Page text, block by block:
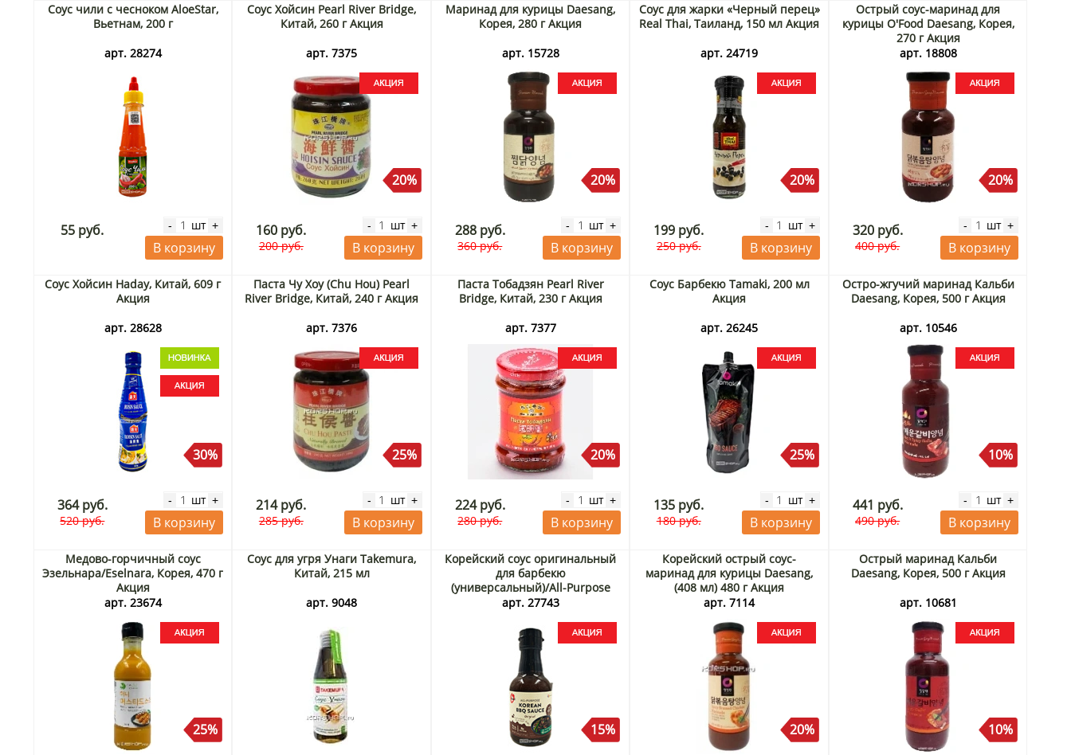
Соус чили с чесноком AloeStar,
Вьетнам, 200 г
арт. 28274
55 руб. - шт +
В корзину
Соус Хойсин Pearl River Bridge,
Китай, 260 г Акция
арт. 7375
20%
160 руб.
200 руб.
- шт +
В корзину
Маринад для курицы Daesang,
Корея, 280 г Акция
арт. 15728
20%
288 руб.
360 руб.
- шт +
В корзину
Соус для жарки «Черный перец»
Real Thai, Таиланд, 150 мл Акция
арт. 24719
20%
199 руб.
250 руб.
- шт +
В корзину
Острый соус-маринад для
курицы O'Food Daesang, Корея,
270 г Акция
арт. 18808
20%
320 руб.
400 руб.
- шт +
В корзину
Соус Хойсин Haday, Китай, 609 г
Акция
арт. 28628
30%
364 руб.
520 руб.
- шт +
В корзину
Паста Чу Хоу (Chu Hou) Pearl
River Bridge, Китай, 240 г Акция
арт. 7376
25%
214 руб.
285 руб.
- шт +
В корзину
Паста Тобадзян Pearl River
Bridge, Китай, 230 г Акция
арт. 7377
20%
224 руб.
280 руб.
- шт +
В корзину
Соус Барбекю Tamaki, 200 мл
Акция
арт. 26245
25%
135 руб.
180 руб.
- шт +
В корзину
Остро-жгучий маринад Кальби
Daesang, Корея, 500 г Акция
арт. 10546
10%
441 руб.
490 руб.
- шт +
В корзину
Медово-горчичный соус
Эзельнара/Eselnara, Корея, 470 г
Акция
арт. 23674
25%
Соус для угря Унаги Takemura,
Китай, 215 мл
арт. 9048
Корейский соус оригинальный
для барбекю
(универсальный)/All-Purpose
Korean BBQ Sauce Daesang,
арт. 27743
15%
Корейский острый соус-
маринад для курицы Daesang,
(408 мл) 480 г Акция
арт. 7114
20%
Острый маринад Кальби
Daesang, Корея, 500 г Акция
арт. 10681
10%